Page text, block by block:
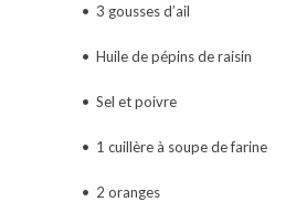
• 3 gousses d’ail
• Huile de pépins de raisin
• Sel et poivre
• 1 cuillère à soupe de farine
• 2 oranges